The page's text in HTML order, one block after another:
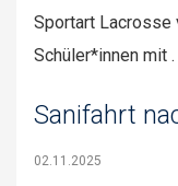
Sportart Lacrosse
Schüler*innen mit .
Sanifahrt
02.11.2025